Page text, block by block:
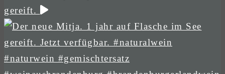
gereift.